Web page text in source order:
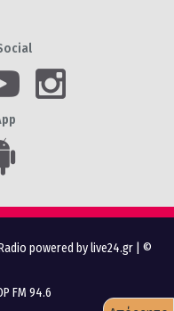
powered by live24.gr | ©
FM 94.6